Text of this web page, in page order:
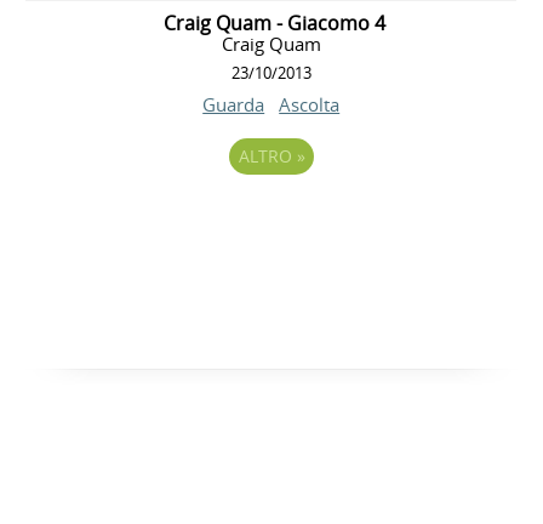
Craig Quam - Giacomo 4
Craig Quam
23/10/2013
Guarda Ascolta
ALTRO »